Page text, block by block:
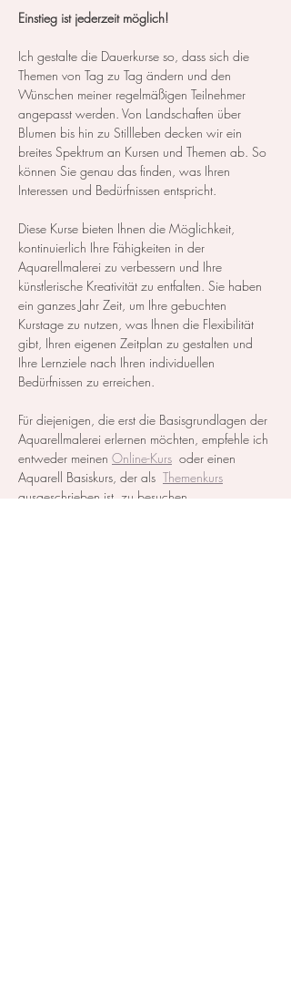
Einstieg ist jederzeit möglich!
Ich gestalte die Dauerkurse so, dass sich die
Themen von Tag zu Tag ändern und den
Wünschen meiner regelmäßigen Teilnehmer
angepasst werden. Von Landschaften über
Blumen bis hin zu Stillleben decken wir ein
breites Spektrum an Kursen und Themen ab. So
können Sie genau das finden, was Ihren
Interessen und Bedürfnissen entspricht.
Diese Kurse bieten Ihnen die Möglichkeit,
kontinuierlich Ihre Fähigkeiten in der
Aquarellmalerei zu verbessern und Ihre
künstlerische Kreativität zu entfalten. Sie haben
ein ganzes Jahr Zeit, um Ihre gebuchten
Kurstage zu nutzen, was Ihnen die Flexibilität
gibt, Ihren eigenen Zeitplan zu gestalten und
Ihre Lernziele nach Ihren individuellen
Bedürfnissen zu erreichen.
Für diejenigen, die erst die Basisgrundlagen der
Aquarellmalerei erlernen möchten, empfehle ich
entweder meinen Online-Kurs oder einen
Aquarell Basiskurs, der als Themenkurs
ausgeschrieben ist, zu besuchen.